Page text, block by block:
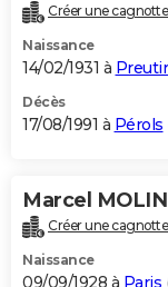
Créer une
Naissance
14/02/1931 à
Décès
17/08/1991 à Pérols
Marcel
Créer une
Naissance
09/09/1928 à Paris